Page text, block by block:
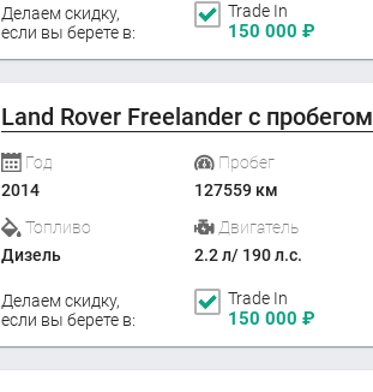
Делаем скидку,
если вы берете в:
Trade In
150 000 ₽
Land Rover Freelander с пробегом
Год
2014
Пробег
127559 км
Топливо
Дизель
Двигатель
2.2 л/ 190 л.с.
Делаем скидку,
если вы берете в:
Trade In
150 000 ₽